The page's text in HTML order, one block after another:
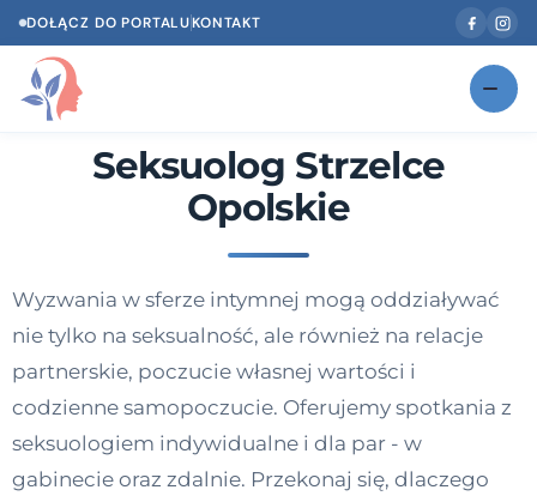
DOŁĄCZ DO PORTALUKONTAKT
Znajdź swojego specjalistęNOWOŚĆ
Psycholog w Twoim języku
Diagnozy psychologiczne
Testy psychologiczne
Dawka wiedzy
Seksuolog Strzelce
Opolskie
Wyzwania w sferze intymnej mogą oddziaływać
nie tylko na seksualność, ale również na relacje
partnerskie, poczucie własnej wartości i
codzienne samopoczucie. Oferujemy spotkania z
seksuologiem indywidualne i dla par - w
gabinecie oraz zdalnie. Przekonaj się, dlaczego